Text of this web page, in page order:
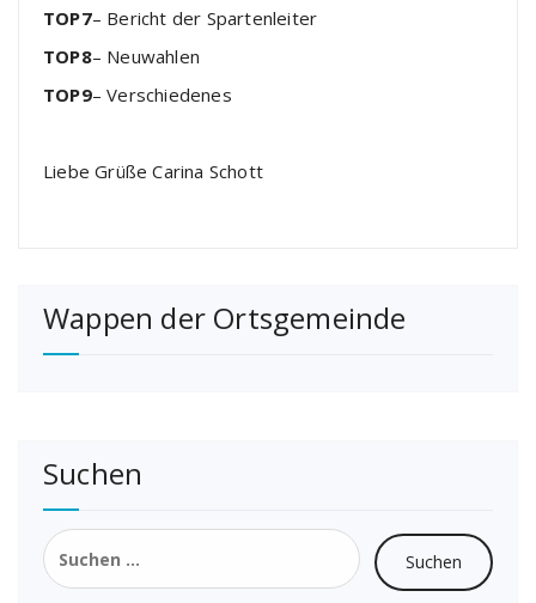
TOP7– Bericht der Spartenleiter
TOP8– Neuwahlen
TOP9– Verschiedenes
Liebe Grüße Carina Schott
Wappen der Ortsgemeinde
Suchen
Suchen
nach: